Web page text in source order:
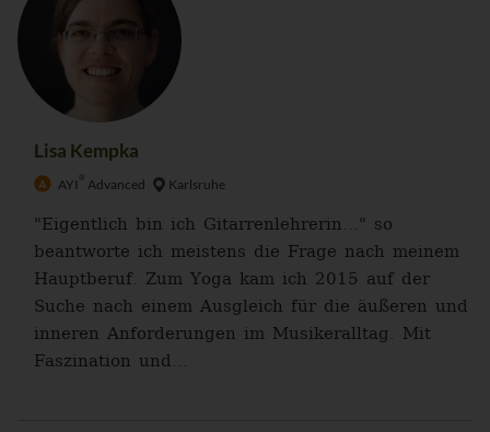
Lisa Kempka
AYI ® Advanced Karlsruhe
"Eigentlich bin ich Gitarrenlehrerin..." so
beantworte ich meistens die Frage nach meinem
Hauptberuf. Zum Yoga kam ich 2015 auf der
Suche nach einem Ausgleich für die äußeren und
inneren Anforderungen im Musikeralltag. Mit
Faszination und...